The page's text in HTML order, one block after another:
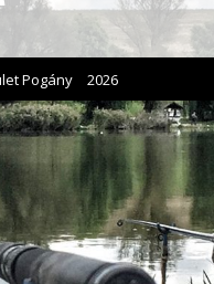
Pogány 2026